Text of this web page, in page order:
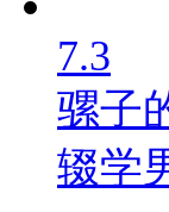
7.3
骡子
辍学